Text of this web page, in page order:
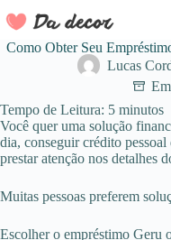
para
conteúdo
Como Obter Seu
Lucas
Tempo de Leitura: 5 minutos
Você quer uma solução
dia, conseguir crédito
prestar atenção nos detalhes
Muitas pessoas preferem
Escolher o empréstimo Geru